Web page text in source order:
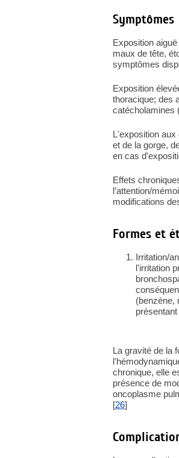
Symptômes
Exposition
maux de tête,
symptômes
Exposition
thoracique; des
catécholamines
L'exposition
et de la gorge,
en cas
Effets
l’attention/
modifications
Formes et
Irritation/
l'irritation
(benzène,
La gravité de la
chronique, elle
présence de
oncoplasme
[26]